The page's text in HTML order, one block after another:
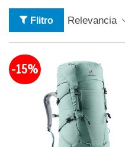
Flitro Relevancia
-15%